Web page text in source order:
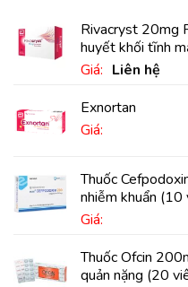
Rivacryst 20mg
huyết khối tĩnh
Giá: Liên hệ
Exnortan
Giá:
Thuốc
nhiễm khuẩn (10
Giá:
Thuốc Ofcin
quản nặng (20